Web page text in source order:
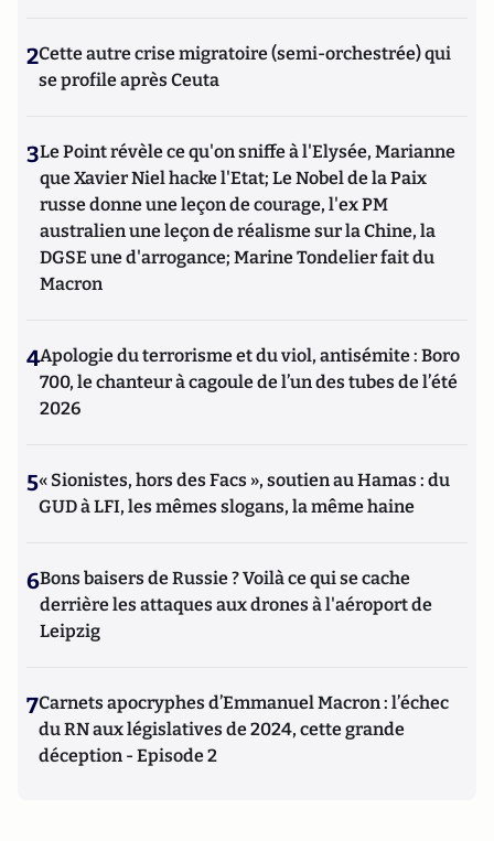
2Cette autre crise migratoire (semi-orchestrée) qui
se profile après Ceuta
3Le Point révèle ce qu'on sniffe à l'Elysée, Marianne
que Xavier Niel hacke l'Etat; Le Nobel de la Paix
russe donne une leçon de courage, l'ex PM
australien une leçon de réalisme sur la Chine, la
DGSE une d'arrogance; Marine Tondelier fait du
Macron
4Apologie du terrorisme et du viol, antisémite : Boro
700, le chanteur à cagoule de l’un des tubes de l’été
2026
5« Sionistes, hors des Facs », soutien au Hamas : du
GUD à LFI, les mêmes slogans, la même haine
6Bons baisers de Russie ? Voilà ce qui se cache
derrière les attaques aux drones à l'aéroport de
Leipzig
7Carnets apocryphes d’Emmanuel Macron : l’échec
du RN aux législatives de 2024, cette grande
déception - Episode 2